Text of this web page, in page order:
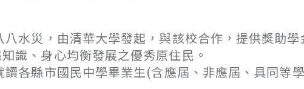
水災，由清華大學發起，與該校合作，提供獎助
識、身心均衡發展之優秀原住民。
各縣市國民中學畢業生(含應屆、非應屆、具同等